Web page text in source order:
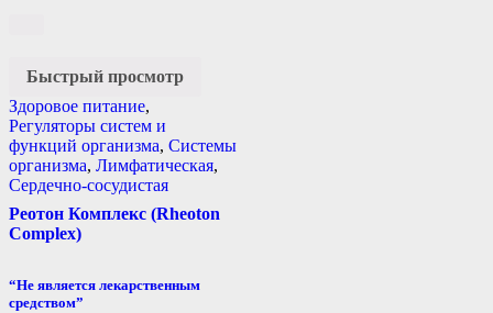
Быстрый просмотр
Здоровое питание,
Регуляторы систем и
функций организма, Системы
организма, Лимфатическая,
Сердечно-сосудистая
Реотон Комплекс (Rheoton
Complex)
“Не является лекарственным
средством”